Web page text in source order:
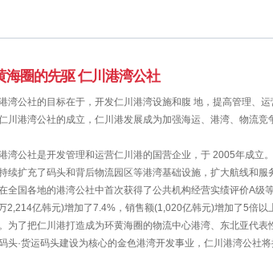
海圈的先驱 仁川港湾公社
湾公社的目标在于，开发仁川港湾设施和腹 地，提高管理、
川港湾公社的成立，仁川港发展成为加强海运、港湾、物流竞
湾公社是开发管理和运营仁川港的国营企业，于 2005年成立。
续扩充了码头和背后物流园区等港湾基础设施，扩大航线和服
全国各地的港湾公社中首次获得了公共机构经营实绩评价A
2,214亿韩元)增加了7.4%，销售额(1,020亿韩元)增加了5倍
为了把仁川港打造成为环黄海圈的物流中心港湾、东北亚代
头·货运码头建设为核心的金色港湾开发事业，仁川港湾公社